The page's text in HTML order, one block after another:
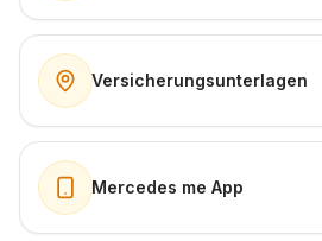
Versicherungsunterlagen
Mercedes me App